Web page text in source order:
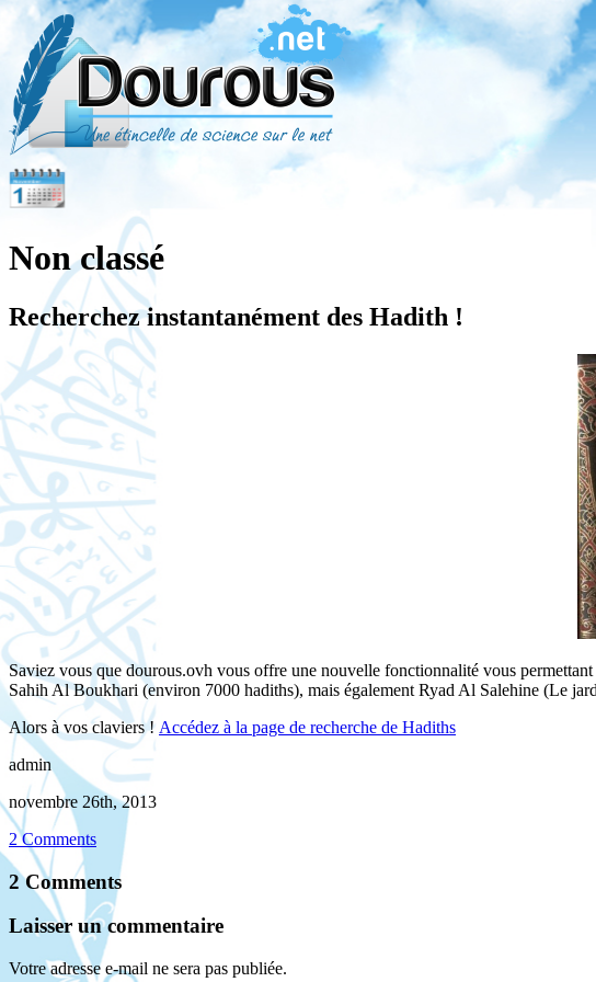
Non classé
Recherchez instantanément des Hadith !
Saviez vous que dourous.ovh vous offre une nouvelle fonctionnalité vous
Sahih Al Boukhari (environ 7000 hadiths), mais également Ryad Al Salehine (Le
Alors à vos claviers ! Accédez à la page de recherche de Hadiths
admin
novembre 26th, 2013
2 Comments
2 Comments
Laisser un commentaire
Votre adresse e-mail ne sera pas publiée.